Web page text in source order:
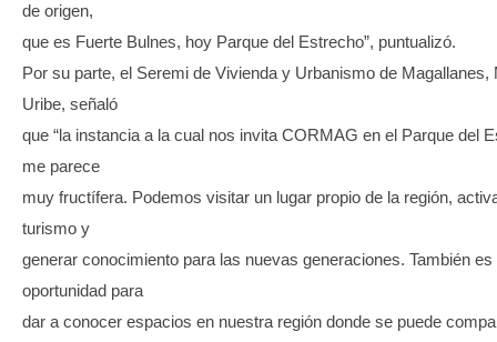
de origen,
que es Fuerte Bulnes, hoy Parque del Estrecho”, puntualizó.
Por su parte, el Seremi de Vivienda y Urbanismo de Magallanes,
Uribe, señaló
que “la instancia a la cual nos invita CORMAG en el Parque del
me parece
muy fructífera. Podemos visitar un lugar propio de la región,
turismo y
generar conocimiento para las nuevas generaciones. También es
oportunidad para
dar a conocer espacios en nuestra región donde se puede